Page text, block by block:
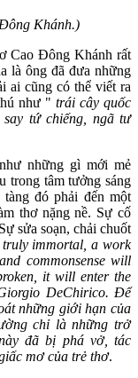
Khánh.)
Cao Đông Khánh rất
là ông đã đưa những
ai cũng có thể viết ra
như " trái cây quốc
tứ chiếng, ngã tư
những gì mới mẻ
trong tâm tưởng sáng
đó phải đến một
thơ nặng nề. Sự cố
sửa soạn, chải chuốt
truly immortal, a work
commonsense will
it will enter the
DeChirico. Để
những giới hạn của
chỉ là những trở
đã bị phá vở, tác
mơ của trẻ thơ.